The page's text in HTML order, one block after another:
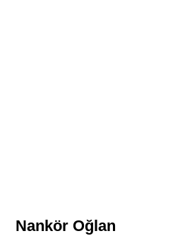
Nankör Oğlan